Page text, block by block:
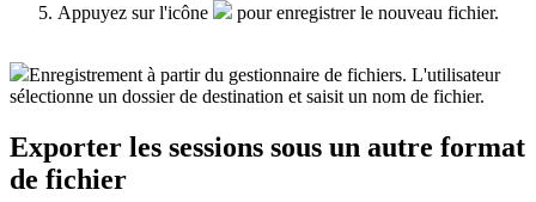
Appuyez sur l'icône
pour enregistrer le nouveau fichier.
Enregistrement à partir du gestionnaire de fichiers. L'utilisateur
sélectionne un dossier de destination et saisit un nom de fichier.
Exporter les sessions sous un autre format
de fichier